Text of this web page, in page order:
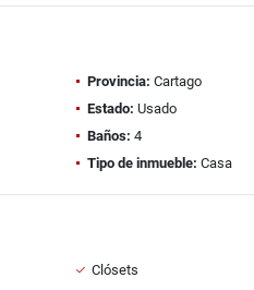
Provincia: Cartago
Estado: Usado
Baños: 4
Tipo de inmueble: Casa
Clósets